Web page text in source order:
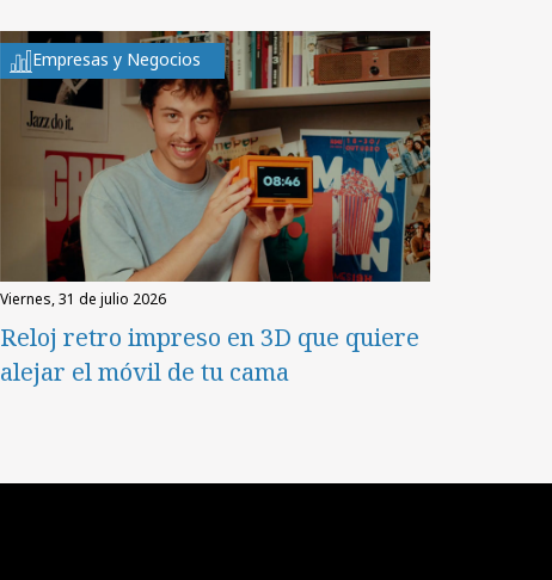
Empresas y Negocios
viernes, 31 de julio 2026
Reloj retro impreso en 3D que quiere
alejar el móvil de tu cama